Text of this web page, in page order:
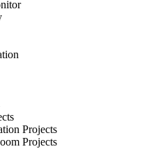
Projects
Projects